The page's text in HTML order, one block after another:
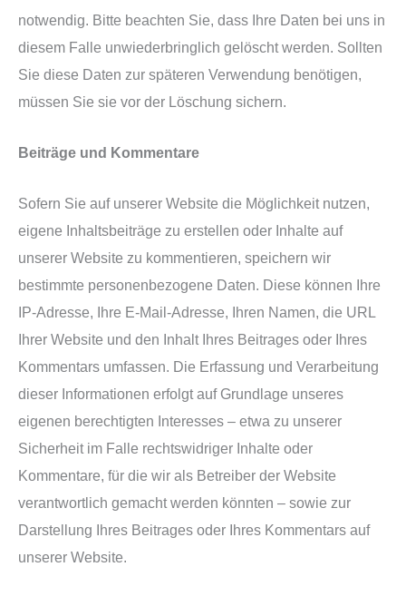
notwendig. Bitte beachten Sie, dass Ihre Daten bei uns in
diesem Falle unwiederbringlich gelöscht werden. Sollten
Sie diese Daten zur späteren Verwendung benötigen,
müssen Sie sie vor der Löschung sichern.
Beiträge und Kommentare
Sofern Sie auf unserer Website die Möglichkeit nutzen,
eigene Inhaltsbeiträge zu erstellen oder Inhalte auf
unserer Website zu kommentieren, speichern wir
bestimmte personenbezogene Daten. Diese können Ihre
IP-Adresse, Ihre E-Mail-Adresse, Ihren Namen, die URL
Ihrer Website und den Inhalt Ihres Beitrages oder Ihres
Kommentars umfassen. Die Erfassung und Verarbeitung
dieser Informationen erfolgt auf Grundlage unseres
eigenen berechtigten Interesses – etwa zu unserer
Sicherheit im Falle rechtswidriger Inhalte oder
Kommentare, für die wir als Betreiber der Website
verantwortlich gemacht werden könnten – sowie zur
Darstellung Ihres Beitrages oder Ihres Kommentars auf
unserer Website.